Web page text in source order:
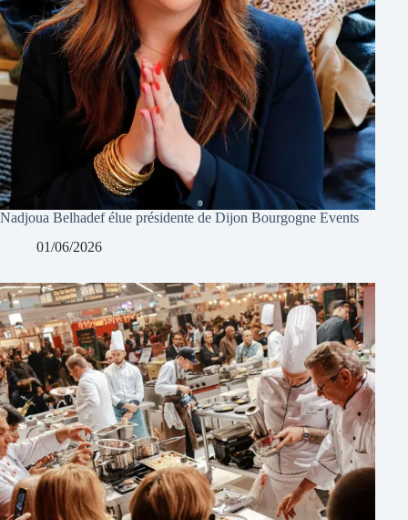
Nadjoua Belhadef élue présidente de Dijon Bourgogne Events
01/06/2026